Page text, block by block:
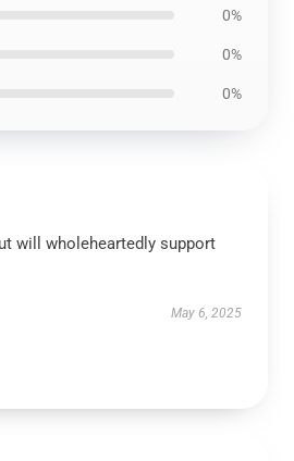
0%
0%
0%
will wholeheartedly support
May 6, 2025